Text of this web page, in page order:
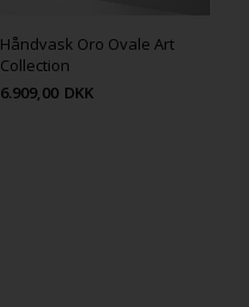
Håndvask Oro Ovale Art
Collection
6.909,00 DKK